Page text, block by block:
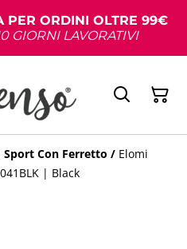
PER ORDINI OLTRE 99€
GIORNI LAVORATIVI
Sport Con Ferretto / Elomi
| Black